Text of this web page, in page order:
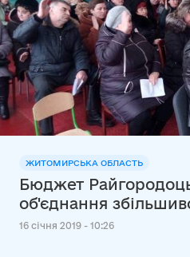
ЖИТОМИРСЬКА ОБЛАСТЬ
Бюджет
об'єднання
16 січня 2019 - 10:26